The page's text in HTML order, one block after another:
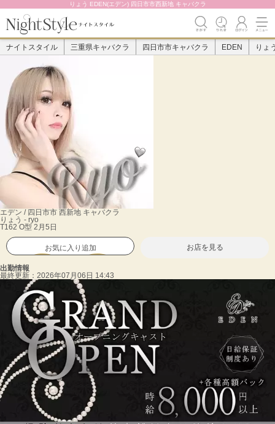
りょう EDEN(エデン) 四日市市西新地 キャバクラ
ナイトスタイル 三重県キャバクラ 四日市市キャバクラ EDEN りょ
エデン / 四日市市 西新地 キャバクラ
りょう - ryo
T162 O型 2月5日
お気に入り追加 お店を見る
出勤情報
最終更新： 2026年07月06日 14:43